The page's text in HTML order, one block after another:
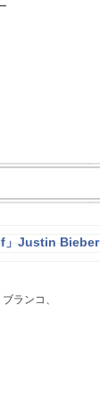
」Justin Bieber
ランコ、